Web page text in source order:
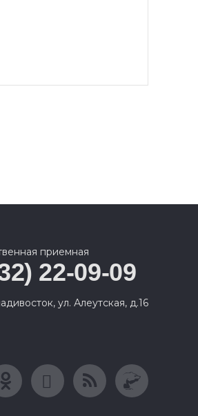
приемная
22-09-09
ул. Алеутская, д.16